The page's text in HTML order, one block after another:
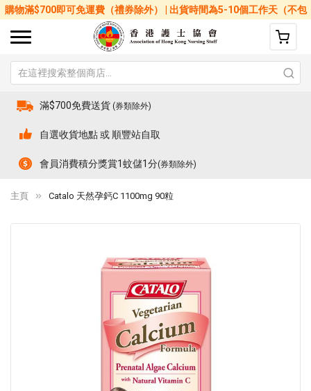
購物滿$700即可免運費（禮券除外） | 出貨時間為5-10個工作天（不包
括星期六、日及公眾假期）
滿$700免費送貨 (券類除外)
自選收貨地點 或 順豐站自取
會員消費積分獎賞1蚊儲1分(券類除外)
主頁 Catalo 天然孕鈣C 1100mg 90粒